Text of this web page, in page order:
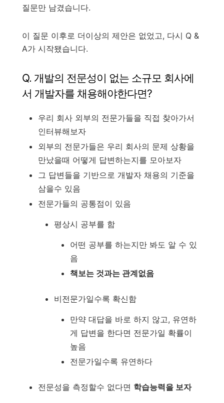
질문만 남겼습니다.
이 질문 이후로 더이상의 제안은 없었고, 다시 Q &
A가 시작됐습니다.
Q. 개발의 전문성이 없는 소규모 회사에
서 개발자를 채용해야한다면?
우리 회사 외부의 전문가들을 직접 찾아가서
인터뷰해보자
외부의 전문가들은 우리 회사의 문제 상황을
만났을때 어떻게 답변하는지를 모아보자
그 답변들을 기반으로 개발자 채용의 기준을
삼을수 있음
전문가들의 공통점이 있음
평상시 공부를 함
어떤 공부를 하는지만 봐도 알 수 있
음
책보는 것과는 관계없음
비전문가일수록 확신함
만약 대답을 바로 하지 않고, 유연하
게 답변을 한다면 전문가일 확률이
높음
전문가일수록 유연하다
전문성을 측정할수 없다면 학습능력을 보자